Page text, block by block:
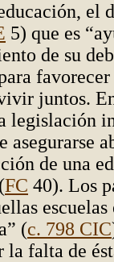
el
5) que es
de su
juntos.
legislación
asegurarse
de una
FC 40). Los
escuelas
(c. 798 CIC
la falta de